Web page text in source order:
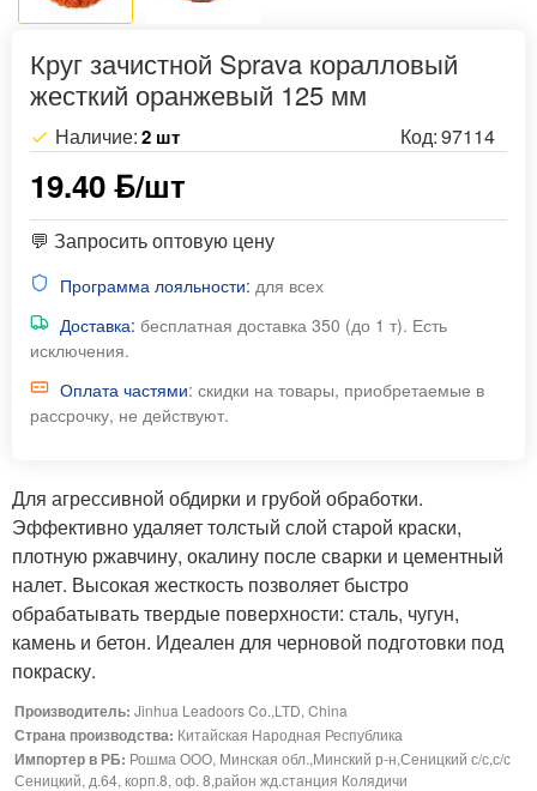
Круг зачистной Sprava коралловый
жесткий оранжевый 125 мм
19.40 ƃ/шт
Наличие:2 шт Код:97114
💬 Запросить оптовую цену
Программа лояльности: для всех
Доставка: бесплатная доставка 350 (до 1 т). Есть
исключения.
Оплата частями: скидки на товары, приобретаемые в
рассрочку, не действуют.
Для агрессивной обдирки и грубой обработки.
Эффективно удаляет толстый слой старой краски,
плотную ржавчину, окалину после сварки и цементный
налет. Высокая жесткость позволяет быстро
обрабатывать твердые поверхности: сталь, чугун,
камень и бетон. Идеален для черновой подготовки под
покраску.
Производитель: Jinhua Leadoors Co.,LTD, China
Страна производства: Китайская Народная Республика
Импортер в РБ: Рошма ООО, Минская обл.,Минский р-н,Сеницкий с/с,с/с
Сеницкий, д.64, корп.8, оф. 8,район жд.станция Колядичи